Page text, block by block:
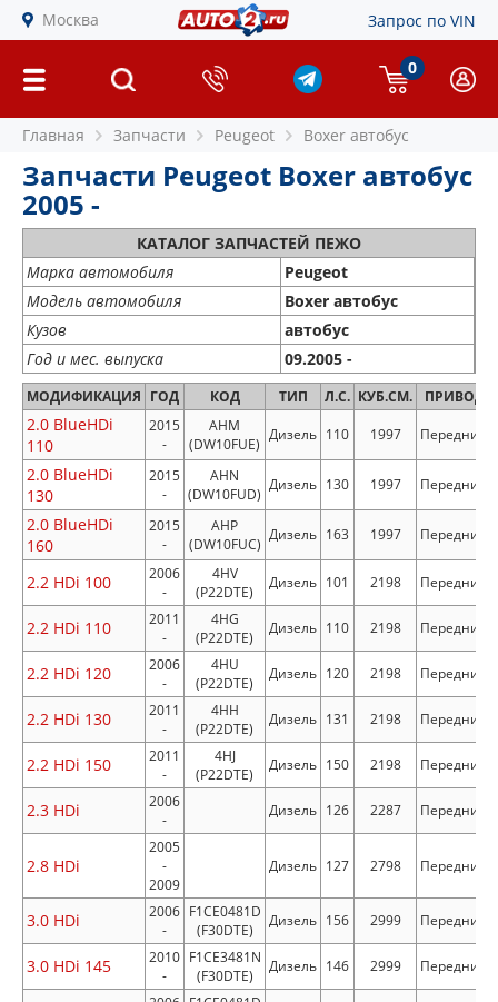
Москва Запрос по VIN
0
Главная Запчасти Peugeot Boxer автобус
Запчасти Peugeot Boxer автобус
2005 -
КАТАЛОГ ЗАПЧАСТЕЙ ПЕЖО
Марка автомобиля
Peugeot
Модель автомобиля
Boxer автобус
Кузов
автобус
Год и мес. выпуска
09.2005 -
МОДИФИКАЦИЯ ГОД КОД ТИП Л.С. КУБ.СМ. ПРИВОД
2.0 BlueHDi
110
2015
-
AHM
(DW10FUE)
Дизель 110 1997 Передний
2.0 BlueHDi
130
2015
-
AHN
(DW10FUD)
Дизель 130 1997 Передний
2.0 BlueHDi
160
2015
-
AHP
(DW10FUC)
Дизель 163 1997 Передний
2.2 HDi 100
2006
-
4HV
(P22DTE)
Дизель 101 2198 Передний
2.2 HDi 110
2011
-
4HG
(P22DTE)
Дизель 110 2198 Передний
2.2 HDi 120
2006
-
4HU
(P22DTE)
Дизель 120 2198 Передний
2.2 HDi 130
2011
-
4HH
(P22DTE)
Дизель 131 2198 Передний
2.2 HDi 150
2011
-
4HJ
(P22DTE)
Дизель 150 2198 Передний
2.3 HDi
2006
-
Дизель 126 2287 Передний
2.8 HDi
2005
-
2009
Дизель 127 2798 Передний
3.0 HDi
2006
-
F1CE0481D
(F30DTE)
Дизель 156 2999 Передний
3.0 HDi 145
2010
-
F1CE3481N
(F30DTE)
Дизель 146 2999 Передний